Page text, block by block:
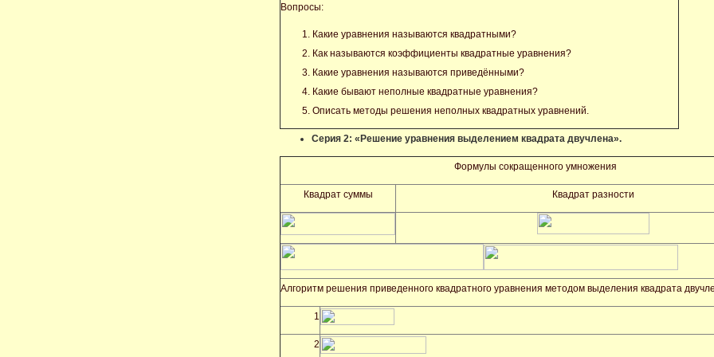
Вопросы:
Какие уравнения называются квадратными?
Как называются коэффициенты квадратные уравнения?
Какие уравнения называются приведёнными?
Какие бывают неполные квадратные уравнения?
Описать методы решения неполных квадратных уравнений.
Серия 2: «Решение уравнения выделением квадрата двучлена».
Формулы сокращенного умножения
Квадрат суммы Квадрат разности
Алгоритм решения приведенного квадратного уравнения методом выделения квадрата
1
2